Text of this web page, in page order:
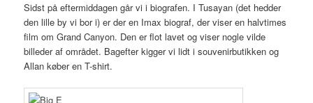
Sidst på eftermiddagen går vi i biografen. I Tusayan (det hedder
den lille by vi bor i) er der en Imax biograf, der viser en halvtimes
film om Grand Canyon. Den er flot lavet og viser nogle vilde
billeder af området. Bagefter kigger vi lidt i souvenirbutikken og
Allan køber en T-shirt.